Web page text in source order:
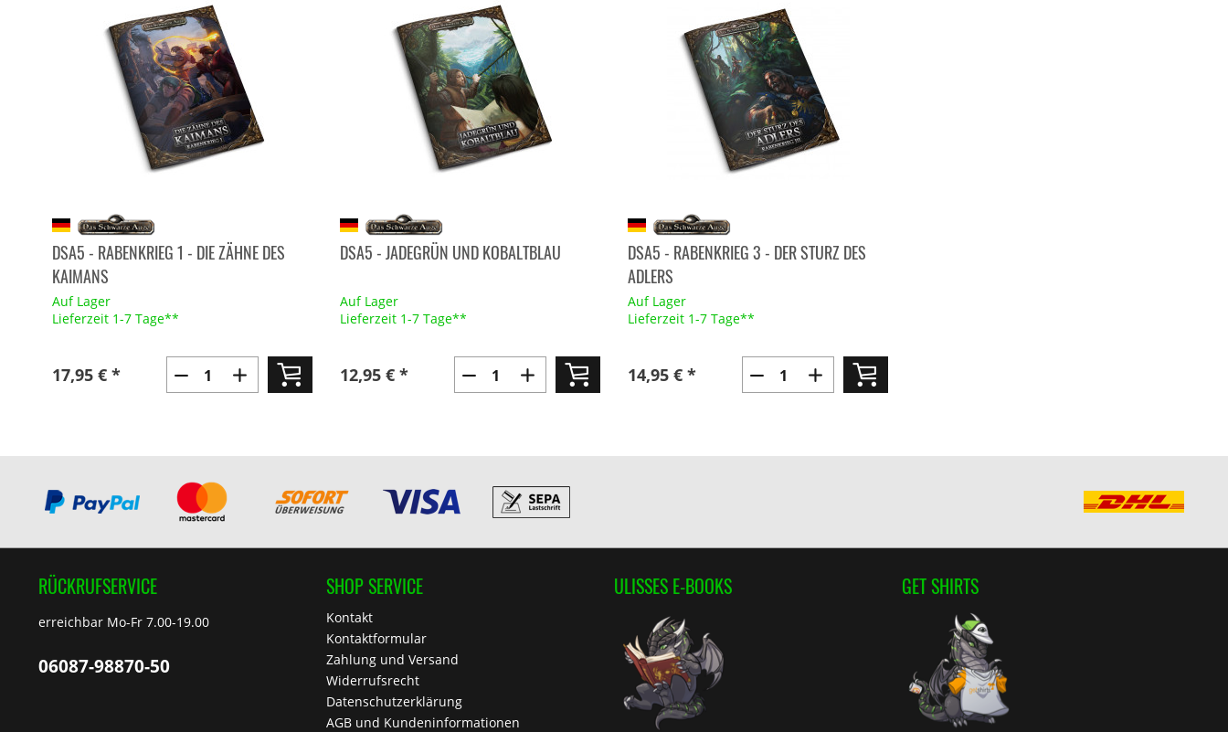
DSA5 - RABENKRIEG 1 - DIE ZÄHNE DES
KAIMANS
Auf Lager
Lieferzeit 1-7 Tage**
17,95 € *
DSA5 - JADEGRÜN UND KOBALTBLAU
Auf Lager
Lieferzeit 1-7 Tage**
12,95 € *
DSA5 - RABENKRIEG 3 - DER STURZ DES
ADLERS
Auf Lager
Lieferzeit 1-7 Tage**
14,95 € *
RÜCKRUFSERVICE
erreichbar Mo-Fr 7.00-19.00
06087-98870-50
SHOP SERVICE
Kontakt
Kontaktformular
Zahlung und Versand
Widerrufsrecht
Datenschutzerklärung
AGB und Kundeninformationen
ULISSES E-BOOKS GET SHIRTS